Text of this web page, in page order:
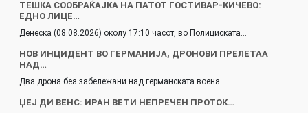
ТЕШКА СООБРАЌАЈКА НА ПАТОТ ГОСТИВАР-КИЧЕВО:
ЕДНО ЛИЦЕ…
Денеска (08.08.2026) околу 17:10 часот, во Полициската…
НОВ ИНЦИДЕНТ ВО ГЕРМАНИЈА, ДРОНОВИ ПРЕЛЕТАА
НАД…
Два дрона беа забележани над германската воена…
ЏЕЈ ДИ ВЕНС: ИРАН ВЕТИ НЕПРЕЧЕН ПРОТОК…